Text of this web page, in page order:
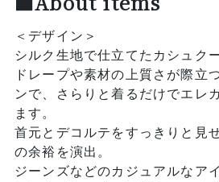
＜デザイン＞
シルク生地で仕立てたカシュク
ドレープや素材の上質さが際立
ンで、さらりと着るだけでエレ
ます。
首元とデコルテをすっきりと見
の余裕を演出。
ジーンズなどのカジュアルなア